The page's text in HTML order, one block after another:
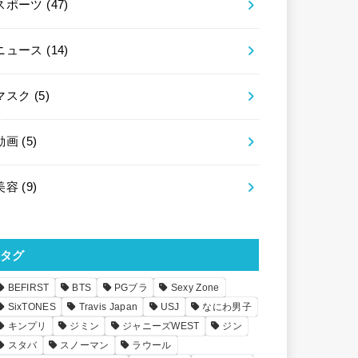
ポーツ (47)
ュース (14)
スク (5)
画 (5)
容 (9)
タグ
BEFIRST BTS PGブラ
Sexy Zone
SixTONES
Travis Japan USJ
なにわ男子
キンプリ
ジミン ジャニーズWEST
ジン
スタバ
スノーマン ラウール